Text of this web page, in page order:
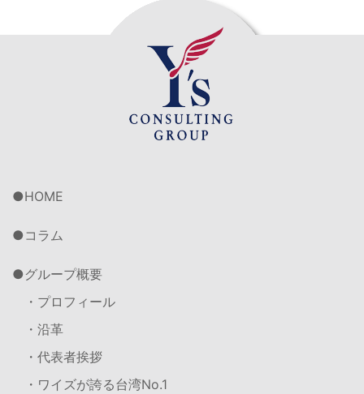
HOME
コラム
グループ概要
・プロフィール
・沿革
・代表者挨拶
・ワイズが誇る台湾No.1